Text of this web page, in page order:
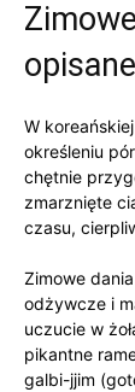
W
określeniu⁢
chętnie
zmarznięte⁤
czasu,
Zimowe
odżywcze i
uczucie ⁤w
‌pikantne
⁢galbi-jjim